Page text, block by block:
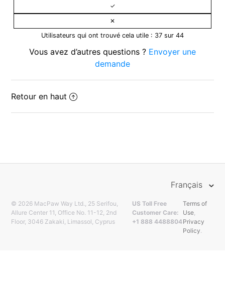
Utilisateurs qui ont trouvé cela utile : 37 sur 44
Vous avez d’autres questions ? Envoyer une
demande
Retour en haut
Français
© 2026 MacPaw Way Ltd., 25 Serifou,
Allure Center 11, Office No. 11-12, 2nd
Floor, 3046 Zakaki, Limassol, Cyprus
US Toll Free
Customer Care:
+1 888 4488804
Terms of
Use,
Privacy
Policy.